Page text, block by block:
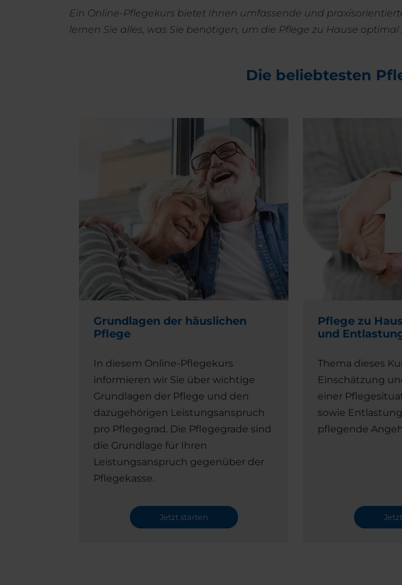
Ein Online-Pflegekurs bietet Ihnen umfassende und
lernen Sie alles, was Sie benötigen, um die Pflege zu Hause optimal
Die beliebtesten
Grundlagen der häuslichen
Pflege
In diesem Online-Pflegekurs
informieren wir Sie über wichtige
Grundlagen der Pflege und den
dazugehörigen Leistungsanspruch
pro Pflegegrad. Die Pflegegrade sind
die Grundlage für Ihren
Leistungsanspruch gegenüber der
Pflegekasse.
Jetzt starten
Pflege zu
und
Thema dieses
Einschätzung
einer
sowie
pflegende